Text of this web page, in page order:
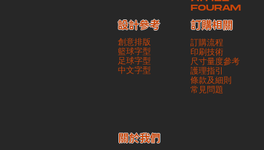
FOURAM
創意排版
籃球字型
足球字型
​中文字型
設計參考
訂購流程
印刷技術
尺寸量度參考
護理指引
條款及細則
​常見問題
訂購相關
​關於我們